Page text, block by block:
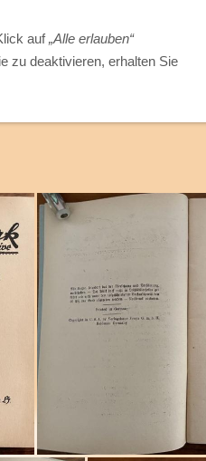
auf„Alle erlauben“
zu deaktivieren, erhalten Sie